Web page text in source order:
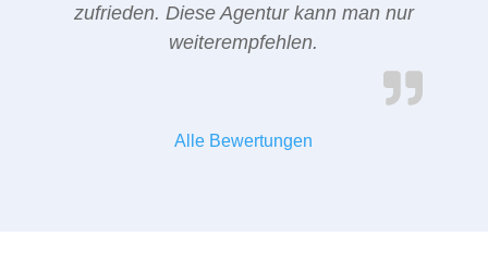
zufrieden. Diese Agentur kann man nur
weiterempfehlen.
Alle Bewertungen